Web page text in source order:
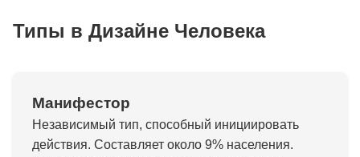
Типы в Дизайне Человека
Манифестор
Независимый тип, способный инициировать
действия. Составляет около 9% населения.